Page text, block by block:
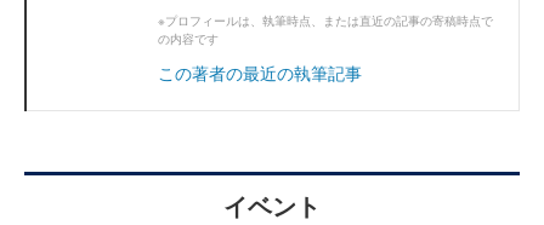
※プロフィールは、執筆時点、または直近の記事の寄稿時点で
の内容です
この著者の最近の執筆記事
イベント